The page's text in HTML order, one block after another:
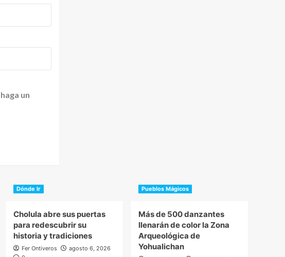
un
Dónde Ir
Cholula abre sus puertas
para redescubrir su
historia y tradiciones
Fer Ontiveros
agosto 6, 2026
Pueblos Mágicos
Más de 500 danzantes
llenarán de color la Zona
Arqueológica de
Yohualichan